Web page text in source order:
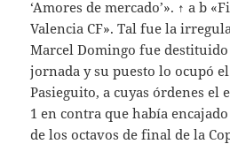
‘Amores de mercado’». ↑ a b
Valencia CF». Tal fue la
Marcel Domingo fue destituido
jornada y su puesto lo ocupó
Pasieguito, a cuyas órdenes el
1 en contra que había
de los octavos de final de la